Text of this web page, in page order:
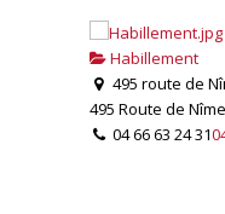
Habillement
495 route de
495 Route de
04 66 63 24 31